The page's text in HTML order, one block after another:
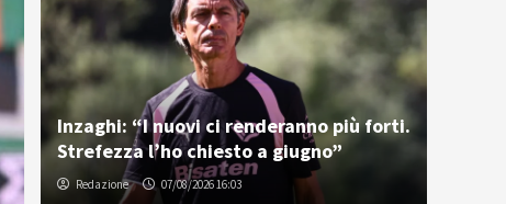
Inzaghi: “I nuovi ci renderanno più forti.
Strefezza l’ho chiesto a giugno”
Redazione 07/08/2026 16:03